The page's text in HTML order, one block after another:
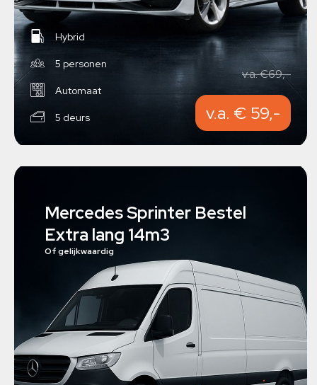
Hybrid
5 personen
Automaat
5 deurs
v.a. €69,-
v.a. € 59,-
Mercedes Sprinter Bestel
Extra lang 14m3
Of gelijkwaardig